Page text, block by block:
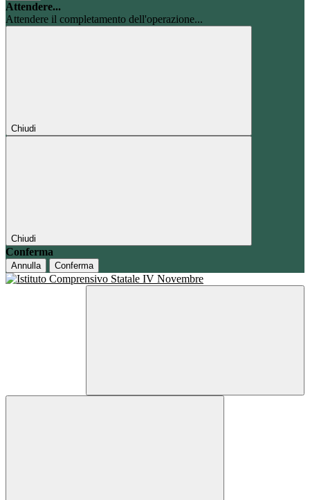
Attendere...
Attendere il completamento dell'operazione...
Chiudi
Chiudi
Conferma
Annulla Conferma